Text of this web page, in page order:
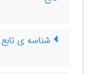
شناسه ی تابع